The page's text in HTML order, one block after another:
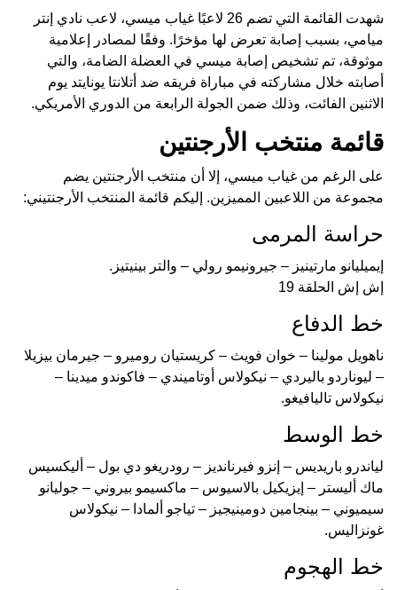
شهدت القائمة التي تضم 26 لاعبًا غياب ميسي، لاعب نادي إنتر
ميامي، بسبب إصابة تعرض لها مؤخرًا. وفقًا لمصادر إعلامية
موثوقة، تم تشخيص إصابة ميسي في العضلة الضامة، والتي
أصابته خلال مشاركته في مباراة فريقه ضد أتلانتا يونايتد يوم
الاثنين الفائت، وذلك ضمن الجولة الرابعة من الدوري الأمريكي.
قائمة منتخب الأرجنتين
على الرغم من غياب ميسي، إلا أن منتخب الأرجنتين يضم
مجموعة من اللاعبين المميزين. إليكم قائمة المنتخب الأرجنتيني:
حراسة المرمى
إيميليانو مارتينيز – جيرونيمو رولي – والتر بينيتيز.
إش إش الحلقة 19
خط الدفاع
ناهويل مولينا – خوان فويث – كريستيان روميرو – جيرمان بيزيلا
– ليوناردو باليردي – نيكولاس أوتاميندي – فاكوندو ميدينا –
نيكولاس تاليافيغو.
خط الوسط
لياندرو باريديس – إنزو فيرنانديز – رودريغو دي بول – أليكسيس
ماك أليستر – إيزيكيل بالاسيوس – ماكسيمو بيروني – جوليانو
سيميوني – بينجامين دومينيجيز – تياجو ألمادا – نيكولاس
غونزاليس.
خط الهجوم